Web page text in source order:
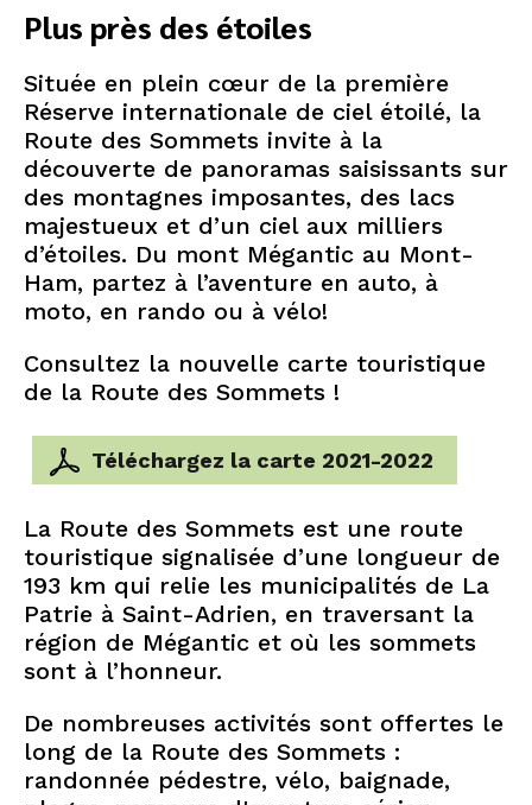
Plus près des étoiles
Située en plein cœur de la première
Réserve internationale de ciel étoilé, la
Route des Sommets invite à la
découverte de panoramas saisissants sur
des montagnes imposantes, des lacs
majestueux et d’un ciel aux milliers
d’étoiles. Du mont Mégantic au Mont-
Ham, partez à l’aventure en auto, à
moto, en rando ou à vélo!
Consultez la nouvelle carte touristique
de la Route des Sommets !
Téléchargez la carte 2021-2022
La Route des Sommets est une route
touristique signalisée d’une longueur de
193 km qui relie les municipalités de La
Patrie à Saint-Adrien, en traversant la
région de Mégantic et où les sommets
sont à l’honneur.
De nombreuses activités sont offertes le
long de la Route des Sommets :
randonnée pédestre, vélo, baignade,